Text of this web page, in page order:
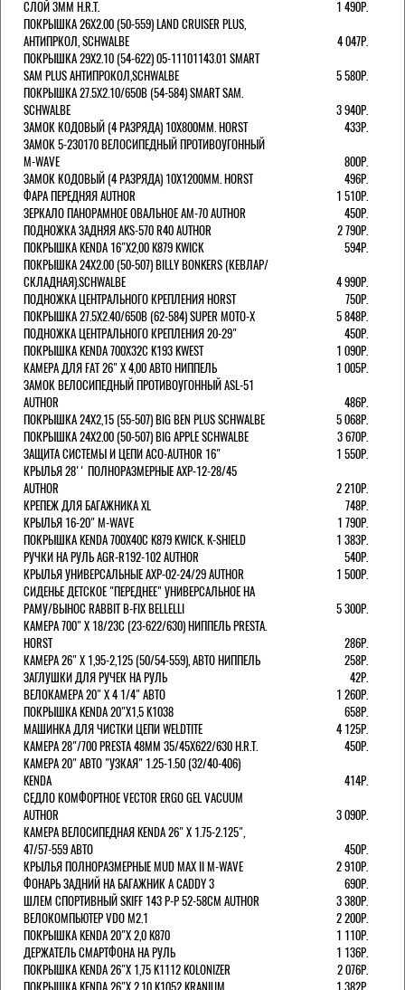
СЛОЙ 3ММ H.R.T.
1 490Р.
ПОКРЫШКА 26X2.00 (50-559) LAND CRUISER PLUS,
АНТИПРКОЛ, SCHWALBE
4 047Р.
ПОКРЫШКА 29X2.10 (54-622) 05-11101143.01 SMART
SAM PLUS АНТИПРОКОЛ,SCHWALBE
5 580Р.
ПОКРЫШКА 27.5X2.10/650B (54-584) SMART SAM.
SCHWALBE
3 940Р.
ЗАМОК КОДОВЫЙ (4 РАЗРЯДА) 10Х800ММ. HORST
433Р.
ЗАМОК 5-230170 ВЕЛОСИПЕДНЫЙ ПРОТИВОУГОННЫЙ
M-WAVE
800Р.
ЗАМОК КОДОВЫЙ (4 РАЗРЯДА) 10Х1200ММ. HORST
496Р.
ФАРА ПЕРЕДНЯЯ AUTHOR
1 510Р.
ЗЕРКАЛО ПАНОРАМНОЕ ОВАЛЬНОЕ AM-70 AUTHOR
450Р.
ПОДНОЖКА ЗАДНЯЯ AKS-570 R40 AUTHOR
2 790Р.
ПОКРЫШКА KENDA 16"Х2,00 K879 KWICK
594Р.
ПОКРЫШКА 24X2.00 (50-507) BILLY BONKERS (КЕВЛАР/
СКЛАДНАЯ).SCHWALBE
4 990Р.
ПОДНОЖКА ЦЕНТРАЛЬНОГО КРЕПЛЕНИЯ HORST
750Р.
ПОКРЫШКА 27.5X2.40/650B (62-584) SUPER MOTO-X
5 848Р.
ПОДНОЖКА ЦЕНТРАЛЬНОГО КРЕПЛЕНИЯ 20-29"
450Р.
ПОКРЫШКА KENDA 700Х32С K193 KWEST
1 090Р.
КАМЕРА ДЛЯ FAT 26" X 4,00 АВТО НИППЕЛЬ
1 005Р.
ЗАМОК ВЕЛОСИПЕДНЫЙ ПРОТИВОУГОННЫЙ ASL-51
AUTHOR
486Р.
ПОКРЫШКА 24X2,15 (55-507) BIG BEN PLUS SCHWALBE
5 068Р.
ПОКРЫШКА 24X2.00 (50-507) BIG APPLE SCHWALBE
3 670Р.
ЗАЩИТА СИСТЕМЫ И ЦЕПИ ACO-AUTHOR 16"
1 550Р.
КРЫЛЬЯ 28'' ПОЛНОРАЗМЕРНЫЕ AXP-12-28/45
AUTHOR
2 210Р.
КРЕПЕЖ ДЛЯ БАГАЖНИКА XL
748Р.
КРЫЛЬЯ 16-20" M-WAVE
1 790Р.
ПОКРЫШКА KENDA 700Х40С K879 KWICK. K-SHIELD
1 383Р.
РУЧКИ НА РУЛЬ AGR-R192-102 AUTHOR
540Р.
КРЫЛЬЯ УНИВЕРСАЛЬНЫЕ AXP-02-24/29 AUTHOR
1 500Р.
СИДЕНЬЕ ДЕТСКОЕ "ПЕРЕДНЕЕ" УНИВЕРСАЛЬНОЕ НА
РАМУ/ВЫНОС RABBIT B-FIX BELLELLI
5 300Р.
КАМЕРА 700" Х 18/23C (23-622/630) НИППЕЛЬ PRESTA.
HORST
286Р.
КАМЕРА 26" X 1,95-2,125 (50/54-559), АВТО НИППЕЛЬ
258Р.
ЗАГЛУШКИ ДЛЯ РУЧЕК НА РУЛЬ
42Р.
ВЕЛОКАМЕРА 20" Х 4 1/4" АВТО
1 260Р.
ПОКРЫШКА KENDA 20"Х1,5 K1038
658Р.
МАШИНКА ДЛЯ ЧИСТКИ ЦЕПИ WELDTITE
4 125Р.
КАМЕРА 28"/700 PRESTA 48ММ 35/45Х622/630 H.R.T.
450Р.
КАМЕРА 20" АВТО "УЗКАЯ" 1.25-1.50 (32/40-406)
KENDA
414Р.
СЕДЛО КОМФОРТНОЕ VECTOR ERGO GEL VACUUM
AUTHOR
3 090Р.
КАМЕРА ВЕЛОСИПЕДНАЯ KENDA 26" Х 1.75-2.125",
47/57-559 АВТО
450Р.
КРЫЛЬЯ ПОЛНОРАЗМЕРНЫЕ MUD MAX II M-WAVE
2 910Р.
ФОНАРЬ ЗАДНИЙ НА БАГАЖНИК A CADDY 3
690Р.
ШЛЕМ СПОРТИВНЫЙ SKIFF 143 Р-Р 52-58СМ AUTHOR
3 380Р.
ВЕЛОКОМПЬЮТЕР VDO M2.1
2 200Р.
ПОКРЫШКА KENDA 20"Х 2,0 K870
1 110Р.
ДЕРЖАТЕЛЬ СМАРТФОНА НА РУЛЬ
1 136Р.
ПОКРЫШКА KENDA 26"Х 1,75 K1112 KOLONIZER
2 076Р.
ПОКРЫШКА KENDA 26"Х 2,10 K1052 KRANIUM
1 382Р.